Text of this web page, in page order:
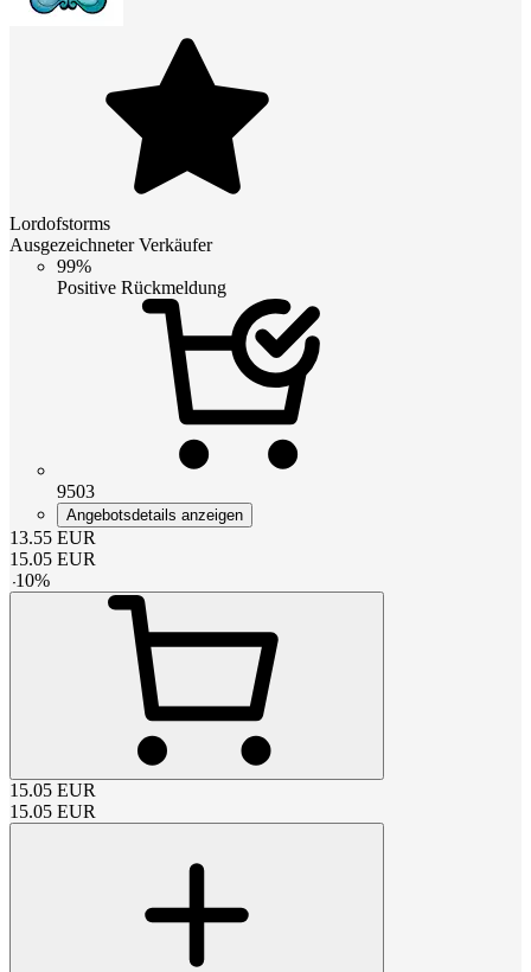
Lordofstorms
Ausgezeichneter Verkäufer
99%
Positive Rückmeldung
9503
Angebotsdetails anzeigen
13.55 EUR
15.05 EUR
-10%
15.05 EUR
15.05 EUR